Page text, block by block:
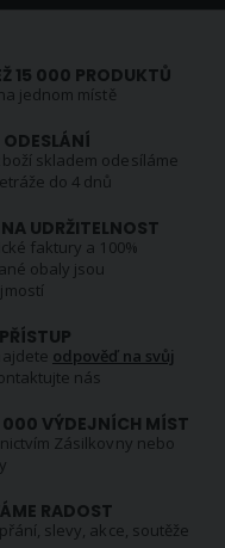
15 000 PRODUKTŮ
jednom místě
ODESLÁNÍ
skladem odesíláme
do 4 dnů
UDRŽITELNOST
faktury a 100%
obaly jsou
odpověď na svůj
nás
000 VÝDEJNÍCH MÍST
Zásilkovny nebo
RADOST
slevy, akce, soutěže